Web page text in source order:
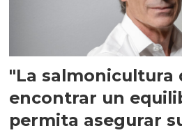
"La salmonicultura
encontrar un
permita asegurar